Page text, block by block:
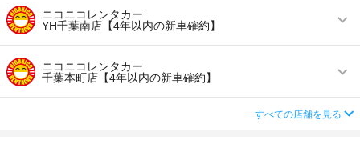
この店舗でレンタカーを探す
住所 千葉市中央区都町6丁目8番53号
この店舗でレンタカーを探す
営業時間 毎日 08:00 ～ 20:00
アクセス 千葉駅より徒歩で約4分（送迎なし）
住所 千葉県千葉市中央区登戸2-2-7千葉トヨタビル1階
ニコニコレンタカー
YH千葉南店【4年以内の新車確約】
営業時間 毎日 08:00 ～ 20:00
アクセス 蘇我駅より徒歩で約5分（送迎なし）
ニコニコレンタカー
千葉本町店【4年以内の新車確約】
(月〜金) 08:00 ～ 22:00 / (土・日) 08:00 ～
すべての店舗を見る